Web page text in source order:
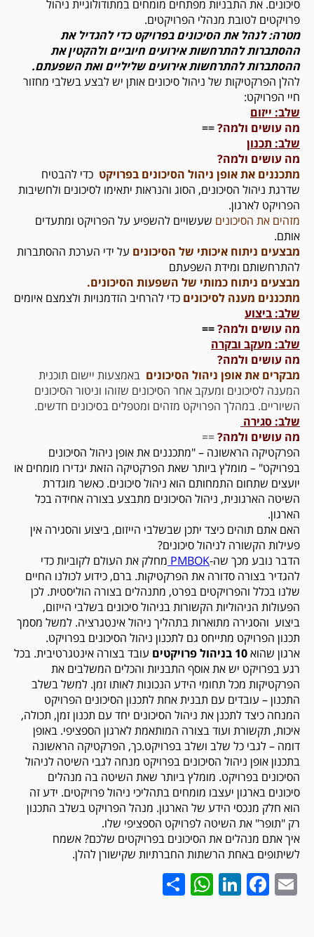
סיכונים. את התבניות מפתחים מומחים במתודולוגיית ניהול
פרויקטים לטובת מנהלי הפרויקטים.
מטרה: לנהל את הסיכונים בפרויקט כדי להגדיל את
ההסתברות להתרחשות אירועים חיוביים ולהקטין את
ההסתברות להתרחשות אירועים שליליים ואת השפעתם.
להלן הפרקטיקות של ניהול סיכונים אותן יש לבצע בשלבי מחזור
חיי הפרויקט:
שלב: ייזום
מה עושים ולמה?==
שלב: תכנון
מה עושים ולמה?
מתכננים את אופן ניהול הסיכונים בפרויקט כדי להבטיח
שדרגת ניהול הסיכונים, הסוג והנראות יתאימו לסיכונים ולחשיבות
הפרויקט לארגון.
מזהים את הסיכונים שעשויים להשפיע על הפרויקט ומתעדים
אותם.
מבצעים ניתוח איכותי של הסיכונים על ידי הערכת ההסתברות
להתרחשותם ומידת השפעתם
מבצעים ניתוח כמותי של השפעות הסיכונים.
מתכננים מענה לסיכונים כדי להרחיב הזדמנויות ולצמצם איומים
שלב: ביצוע
מה עושים ולמה?==
שלב: מעקב ובקרה
מה עושים ולמה?
מבקרים את אופן ניהול הסיכונים באמצעות יישום תוכנית
המענה לסיכונים ומעקב אחר הסיכונים שזוהו וניטור הסיכונים
השיוריים. במהלך הפרויקט מזהים ומטפלים בסיכונים חדשים.
שלב: סגירה
מה עושים ולמה?==
הפרקטיקה הראשונה – "מתכננים את אופן ניהול הסיכונים
בפרויקט" – מומלץ ביותר שאת הפרקטיקה הזאת יגדירו מומחים או
יועצים שתחום התמחותם הוא ניהול סיכונים. כאשר מוגדרת
השיטה הארגונית, ניהול הסיכונים מתבצע בצורה אחידה בכל
הארגון.
האם אתם תוהים כיצד יתכן שבשלבי הייזום, ביצוע והסגירה אין
פעילות הקשורה לניהול סיכונים?
הדבר נובע מכך שה-PMBOK מחלק את העולם לקוביות כדי
להגדיר בצורה סדורה את הפרקטיקות. ברם, כידוע לכולנו החיים
שלנו בכלל והפרויקטים בפרט, מתנהלים בצורה הוליסטית. לכן
הפעולות הניהוליות הקשורות בניהול סיכונים בשלבי הייזום,
ביצוע והסגירה מתוארות בתהליך ניהול אינטגרציה. למשל מסמך
תכנון הפרויקט מתייחס גם לתכנון ניהול הסיכונים בפרויקט.
ארגון שהוא10 בניהול פרויקטים
עובד בצורה אינטגרטיבית. בכל
רגע בפרויקט יש את אוסף התבניות והכלים המשלבים את
הפרקטיקות מכל תחומי הידע הנכונות לאותו זמן. למשל בשלב
התכנון – עובדים עם תבנית אחת לתכנון הסיכונים הפרויקט
המנחה כיצד לתכנן את ניהול הסיכונים יחד עם תכנון זמן, תכולה,
איכות, תקשורת ועוד בצורה המותאמת לארגון הספציפי. באופן
דומה – לגבי כל שלב ושלב בפרויקט.כך, הפרקטיקה הראשונה
בתכנון אופן ניהול הסיכונים בפרויקט מנחה לגבי השיטה לניהול
הסיכונים בפרויקט. מומלץ ביותר שאת השיטה בה מנהלים
סיכונים בארגון יעצבו מומחים בתהליכי ניהול פרויקטים. ידע זה
הוא חלק מנכסי הידע של הארגון. מנהל הפרויקט בשלב התכנון
רק "תופר" את השיטה לפרויקט הספציפי שלו.
איך אתם מנהלים את הסיכונים בפרויקטים שלכם? אשמח
לשיתופים באחת הרשתות החברתיות שקישורן להלן.
Email
Facebook
LinkedIn
WhatsApp